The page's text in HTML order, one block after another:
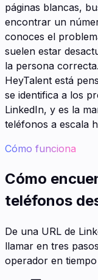
páginas blancas,
encontrar un
conoces el
suelen estar
la persona
HeyTalent está
se identifica a los
LinkedIn, y es la
teléfonos a escala
Cómo funciona
Cómo
teléfonos
De una URL de
llamar en tres
operador en